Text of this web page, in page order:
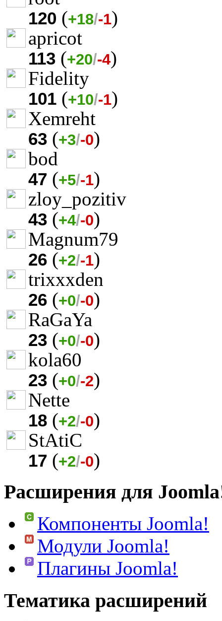
120 (+18/-1)
apricot
113 (+20/-4)
Fidelity
101 (+10/-1)
Xemreht
63 (+3/-0)
bod
47 (+5/-1)
zloy_pozitiv
43 (+4/-0)
Magnum79
26 (+2/-1)
trixxxden
26 (+0/-0)
RaGaYa
23 (+0/-0)
kola60
23 (+0/-2)
Nette
18 (+2/-0)
StAtiC
17 (+2/-0)
Расширения для
Компоненты Joomla!
Модули Joomla!
Плагины Joomla!
Тематика расширений